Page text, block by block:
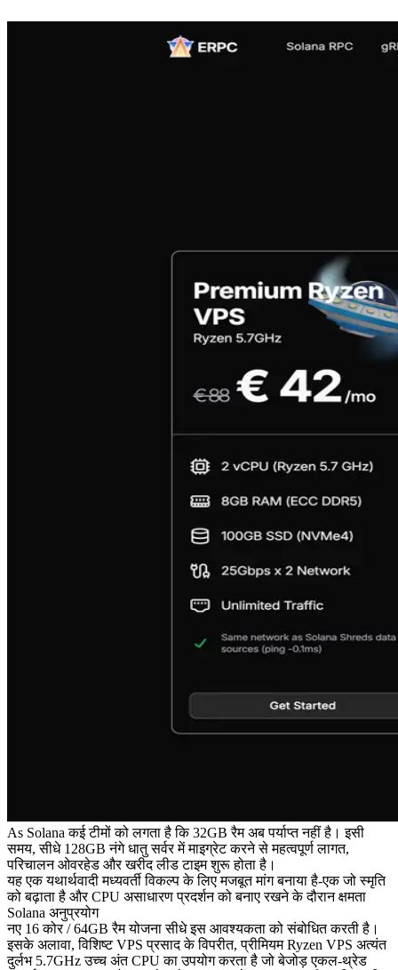
As Solana कई टीमों को लगता है कि 32GB रैम अब पर्याप्त नहीं है। इसी
समय, सीधे 128GB नंगे धातु सर्वर में माइग्रेट करने से महत्वपूर्ण लागत,
परिचालन ओवरहेड और खरीद लीड टाइम शुरू होता है।
यह एक यथार्थवादी मध्यवर्ती विकल्प के लिए मजबूत मांग बनाया है-एक जो स्मृति
को बढ़ाता है और CPU असाधारण प्रदर्शन को बनाए रखने के दौरान क्षमता
Solana अनुप्रयोग
नए 16 कोर / 64GB रैम योजना सीधे इस आवश्यकता को संबोधित करती है।
इसके अलावा, विशिष्ट VPS प्रसाद के विपरीत, प्रीमियम Ryzen VPS अत्यंत
दुर्लभ 5.7GHz उच्च अंत CPU का उपयोग करता है जो बेजोड़ एकल-थ्रेड